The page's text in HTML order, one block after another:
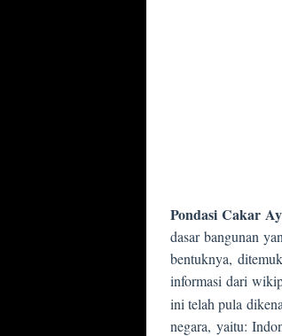
Pondasi Cakar
dasar bangunan
bentuknya,
informasi dari
ini telah pula
negara, yaitu: